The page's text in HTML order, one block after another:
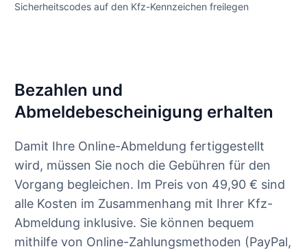
Sicherheitscodes auf den Kfz-Kennzeichen freilegen
Bezahlen und
Abmeldebescheinigung erhalten
Damit Ihre Online-Abmeldung fertiggestellt
wird, müssen Sie noch die Gebühren für den
Vorgang begleichen. Im Preis von 49,90 € sind
alle Kosten im Zusammenhang mit Ihrer Kfz-
Abmeldung inklusive. Sie können bequem
mithilfe von Online-Zahlungsmethoden (PayPal,